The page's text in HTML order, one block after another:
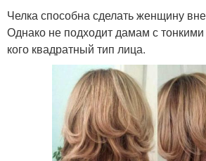
Челка способна сделать женщину
Однако не подходит дамам с
кого квадратный тип лица.